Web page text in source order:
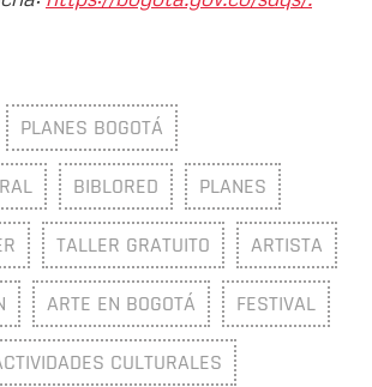
PLANES BOGOTÁ
BIBLORED PLANES
TALLER GRATUITO ARTISTA
ARTE EN BOGOTÁ FESTIVAL
CULTURALES